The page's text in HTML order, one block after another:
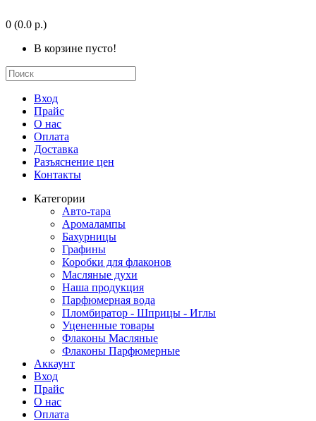
0 (0.0 р.)
В корзине пусто!
Вход
Прайс
О нас
Оплата
Доставка
Разъяснение цен
Контакты
Категории
Авто-тара
Аромалампы
Бахурницы
Графины
Коробки для флаконов
Масляные духи
Наша продукция
Парфюмерная вода
Пломбиратор - Шприцы - Иглы
Уцененные товары
Флаконы Масляные
Флаконы Парфюмерные
Аккаунт
Вход
Прайс
О нас
Оплата